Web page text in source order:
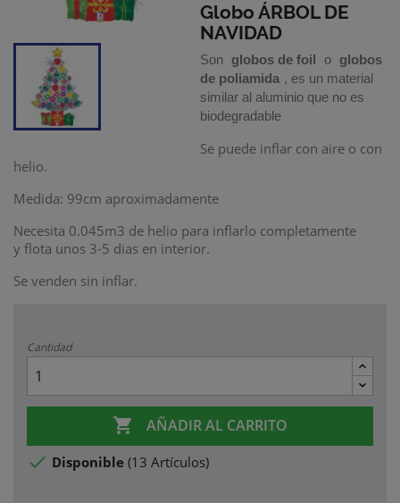
Globo ÁRBOL DE
NAVIDAD
Son globos de foil o globos
de poliamida , es un material
similar al aluminio que no es
biodegradable
Se puede inflar con aire o con
helio.
Medida: 99cm aproximadamente
Necesita 0.045m3 de helio para inflarlo completamente
y flota unos 3-5 dias en interior.
Se venden sin inflar.
Cantidad
 AÑADIR AL CARRITO
 Disponible (13 Artículos)